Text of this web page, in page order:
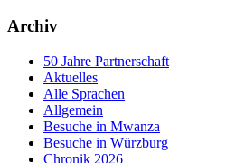
Archiv
50 Jahre Partnerschaft
Aktuelles
Alle Sprachen
Allgemein
Besuche in Mwanza
Besuche in Würzburg
Chronik 2026